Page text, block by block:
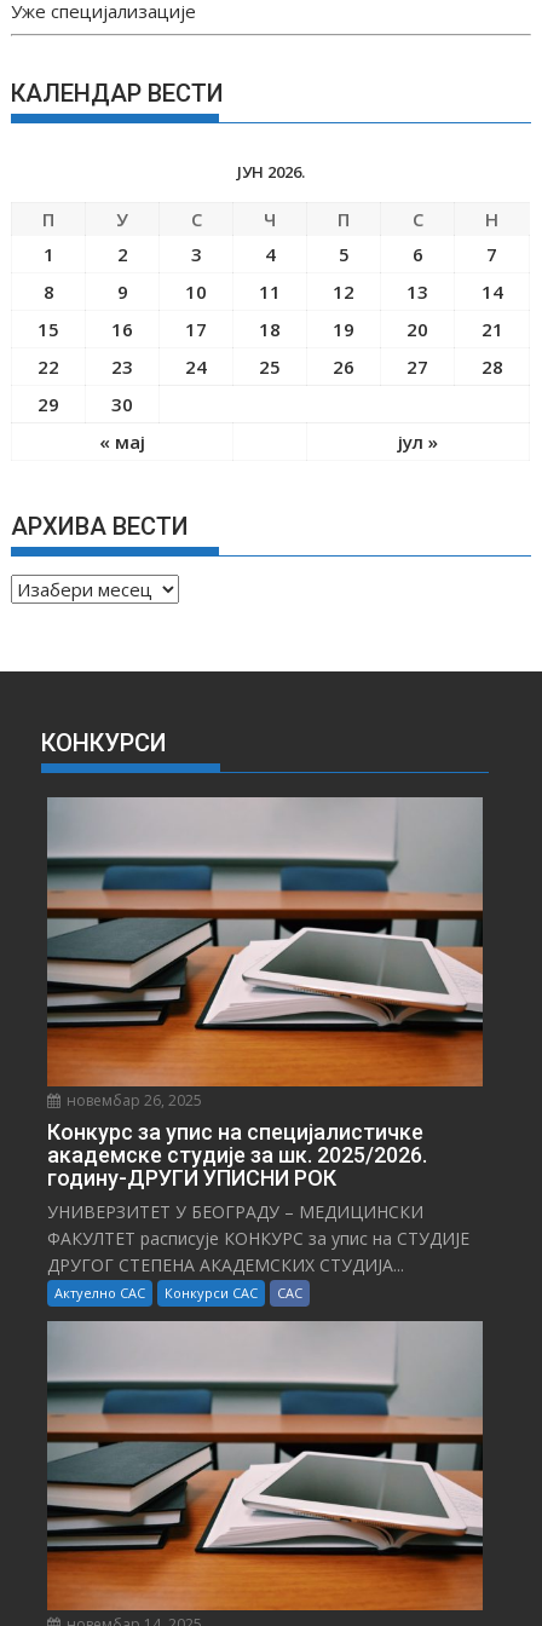
Уже специјализације
КАЛЕНДАР ВЕСТИ
ЈУН 2026.
П У С Ч П С Н
« мај јул »
1 2 3 4 5 6
7
8
9 10 11 12 13
14
15
16 17 18 19 20
21
22
23 24 25 26 27
28
29
30
АРХИВА ВЕСТИ
А
И
КОНКУРСИ
новембар 26, 2025
Конкурс за упис на специјалистичке
академске студије за шк. 2025/2026.
годину-ДРУГИ УПИСНИ РОК
УНИВЕРЗИТЕТ У БЕОГРАДУ – МЕДИЦИНСКИ
ФАКУЛТЕТ расписује КОНКУРС за упис на СТУДИЈЕ
ДРУГОГ СТЕПЕНА АКАДЕМСКИХ СТУДИЈА...
Актуелно САС Конкурси САС САС